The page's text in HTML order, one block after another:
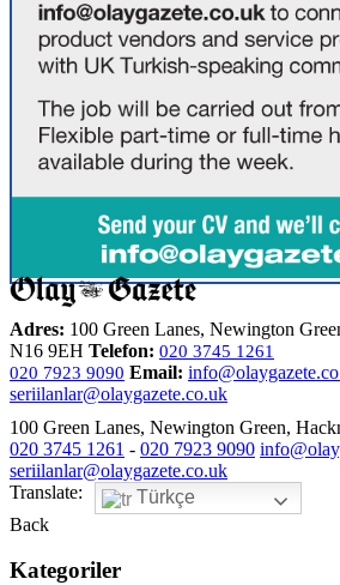
Adres: 100 Green Lanes, Newington
N16 9EH Telefon: 020 3745 1261
020 7923 9090 Email:
seriilanlar@olaygazete.co.uk
100 Green Lanes, Newington Green,
020 3745 1261 - 020 7923 9090
seriilanlar@olaygazete.co.uk
Translate:
Türkçe
Back
Kategoriler